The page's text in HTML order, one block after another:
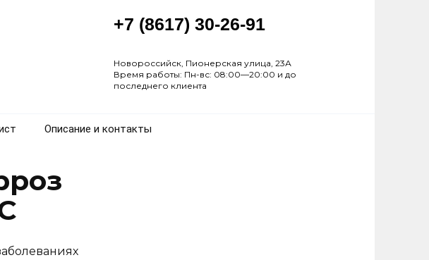
+7 (8617) 30-26-91
Новороссийск, Пионерская улица, 23А
Время работы: Пн-вс: 08:00—20:00 и до
последнего клиента
Описание и контакты